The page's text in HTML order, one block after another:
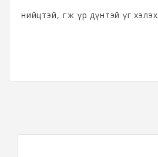
нийцтэй, өгөөж үр дүнтэй үг хэлэх